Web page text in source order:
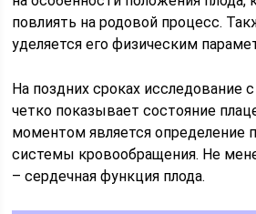
повлиять на родовой процесс.
уделяется его физическим
На поздних сроках исследование
четко показывает состояние
моментом является определение
системы кровообращения. Не
– сердечная функция плода.